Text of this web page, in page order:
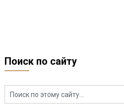
Поиск по сайту